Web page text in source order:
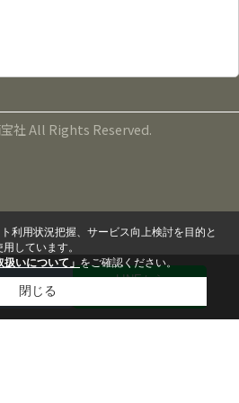
社 All Rights Reserved.
来店予約
LINEから
利用状況把握、サービス向上検討を目的と
しています。
扱いについて」をご確認ください。
閉じる